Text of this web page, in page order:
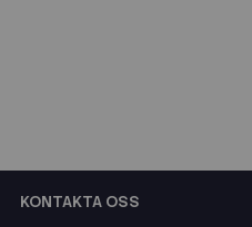
KONTAKTA OSS